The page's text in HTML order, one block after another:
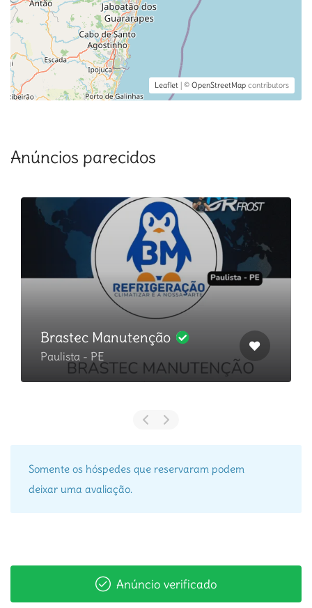
Leaflet | © OpenStreetMap contributors
Anúncios parecidos
Brastec Manutenção
Paulista - PE
Somente os hóspedes que reservaram podem
deixar uma avaliação.
Anúncio verificado